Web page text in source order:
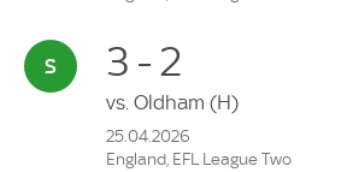
3 - 2
vs. Oldham (H)
25.04.2026
England, EFL League Two